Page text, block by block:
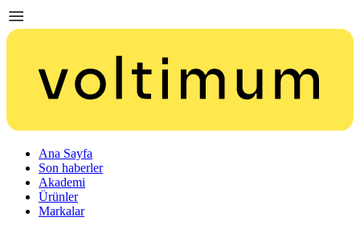
Ana Sayfa
Son haberler
Akademi
Ürünler
Markalar